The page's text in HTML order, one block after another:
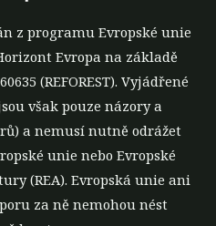
z programu Evropské unie
Evropa na základě
(REFOREST). Vyjádřené
však pouze názory a
a nemusí nutně odrážet
unie nebo Evropské
(REA). Evropská unie ani
za ně nemohou nést